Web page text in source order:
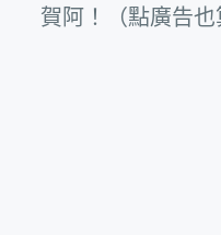
賀阿！（點廣告也